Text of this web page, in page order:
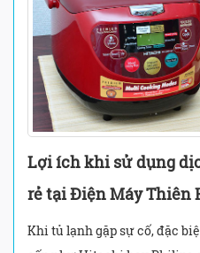
Lợi ích khi sử dụng
rẻ tại Điện Máy Thiên
Khi tủ lạnh gặp sự cố, đặc